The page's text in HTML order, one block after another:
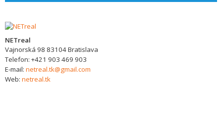
NETreal
Vajnorská 98 83104Bratislava
Telefon: +421 903 469 903
E-mail: netreal.tk@gmail.com
Web: netreal.tk